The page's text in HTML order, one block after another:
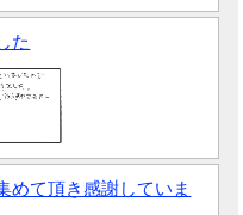
た
めて頂き感謝していま